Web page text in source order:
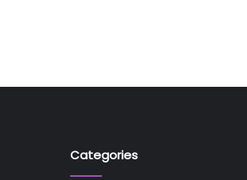
Categories